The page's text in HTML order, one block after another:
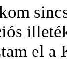
el a